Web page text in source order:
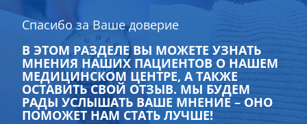
Спасибо за Ваше доверие
В ЭТОМ РАЗДЕЛЕ ВЫ МОЖЕТЕ УЗНАТЬ
МНЕНИЯ НАШИХ ПАЦИЕНТОВ О НАШЕМ
МЕДИЦИНСКОМ ЦЕНТРЕ, А ТАКЖЕ
ОСТАВИТЬ СВОЙ ОТЗЫВ. МЫ БУДЕМ
РАДЫ УСЛЫШАТЬ ВАШЕ МНЕНИЕ – ОНО
ПОМОЖЕТ НАМ СТАТЬ ЛУЧШЕ!